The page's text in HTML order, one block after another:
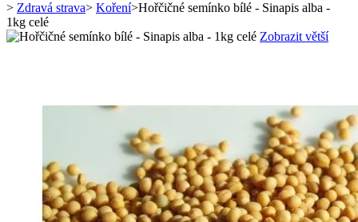
> Zdravá strava> Koření>Hořčičné semínko bílé - Sinapis alba -
1kg celé
Zobrazit větší